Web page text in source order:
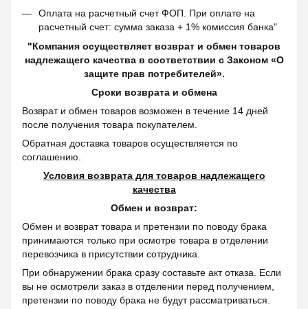
Оплата на расчетный счет ФОП. При оплате на
расчетный счет: сумма заказа + 1% комиссия банка"
"Компания осуществляет возврат и обмен товаров
надлежащего качества в соответствии с Законом «О
защите прав потребителей».
Сроки возврата и обмена
Возврат и обмен товаров возможен в течение 14 дней
после получения товара покупателем.
Обратная доставка товаров осуществляется по
соглашению.
Условия возврата для товаров надлежащего
качества
Обмен и возврат:
Обмен и возврат товара и претензии по поводу брака
принимаются только при осмотре товара в отделении
перевозчика в присутствии сотрудника.
При обнаружении брака сразу составьте акт отказа. Если
вы не осмотрели заказ в отделении перед получением,
претензии по поводу брака не будут рассматриваться.